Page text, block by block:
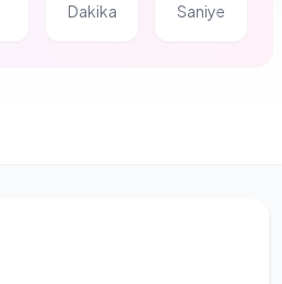
Dakika Saniye